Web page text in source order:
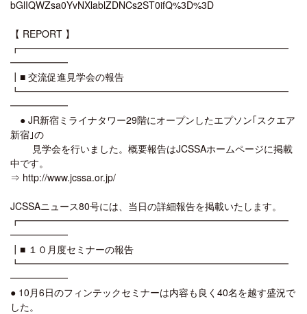
bGlIQWZsa0YvNXlablZDNCs2ST0ifQ%3D%3D
【 REPORT 】
┏━━━━━━━━━━━━━━━━━━━━━━━━━━━━
━━━━━━
┃■ 交流促進見学会の報告
┗━━━━━━━━━━━━━━━━━━━━━━━━━━━━
━━━━━━
● JR新宿ミライナタワー29階にオープンしたエプソン｢スクエア
新宿｣の
見学会を行いました。概要報告はJCSSAホームページに掲載
中です。
⇒ http://www.jcssa.or.jp/
JCSSAニュース80号には、当日の詳細報告を掲載いたします。
┏━━━━━━━━━━━━━━━━━━━━━━━━━━━━
━━━━━━
┃■ １０月度セミナーの報告
┗━━━━━━━━━━━━━━━━━━━━━━━━━━━━
━━━━━━
● 10月6日のフィンテックセミナーは内容も良く40名を越す盛況で
した。